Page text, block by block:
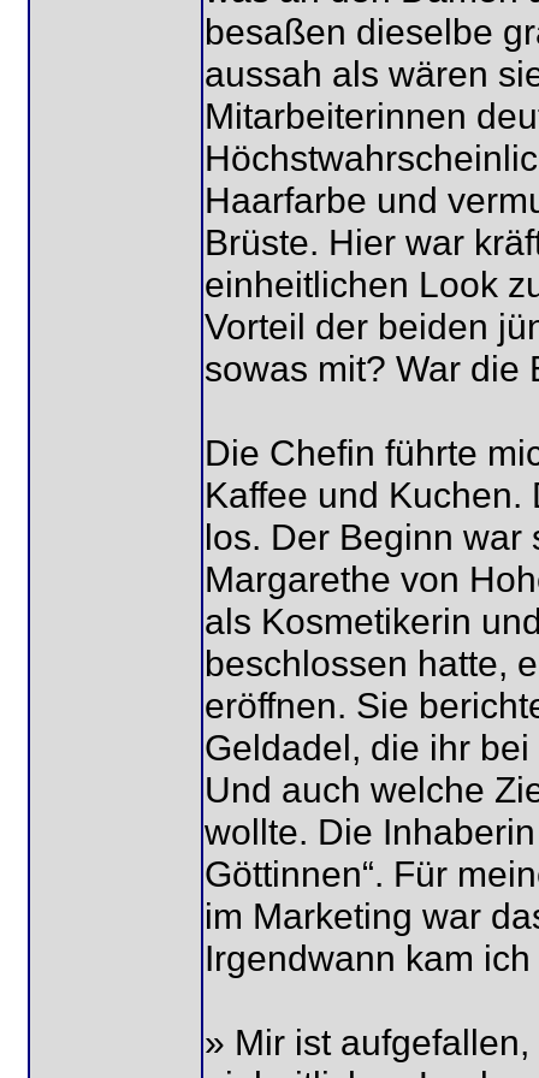
besaßen dieselbe
aussah als wären
Mitarbeiterinnen
Haarfarbe und
Brüste. Hier war
einheitlichen Look
Vorteil der beiden
sowas mit? War die
Die Chefin führte
Kaffee und
los. Der Beginn war
Margarethe von
als Kosmetikerin
beschlossen hatte,
eröffnen. Sie
Geldadel, die ihr
Und auch welche
wollte. Die
Göttinnen“. Für
im Marketing war
Irgendwann kam
» Mir ist